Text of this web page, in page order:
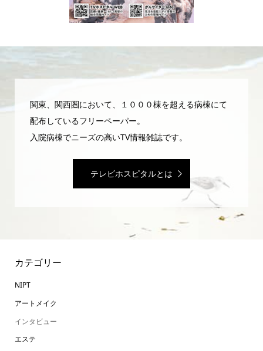
関東、関西圏において、１０００棟を超える病棟にて
配布しているフリーペーパー。
入院病棟でニーズの高いTV情報雑誌です。
テレビホスピタルとは
カテゴリー
NIPT
アートメイク
インタビュー
エステ